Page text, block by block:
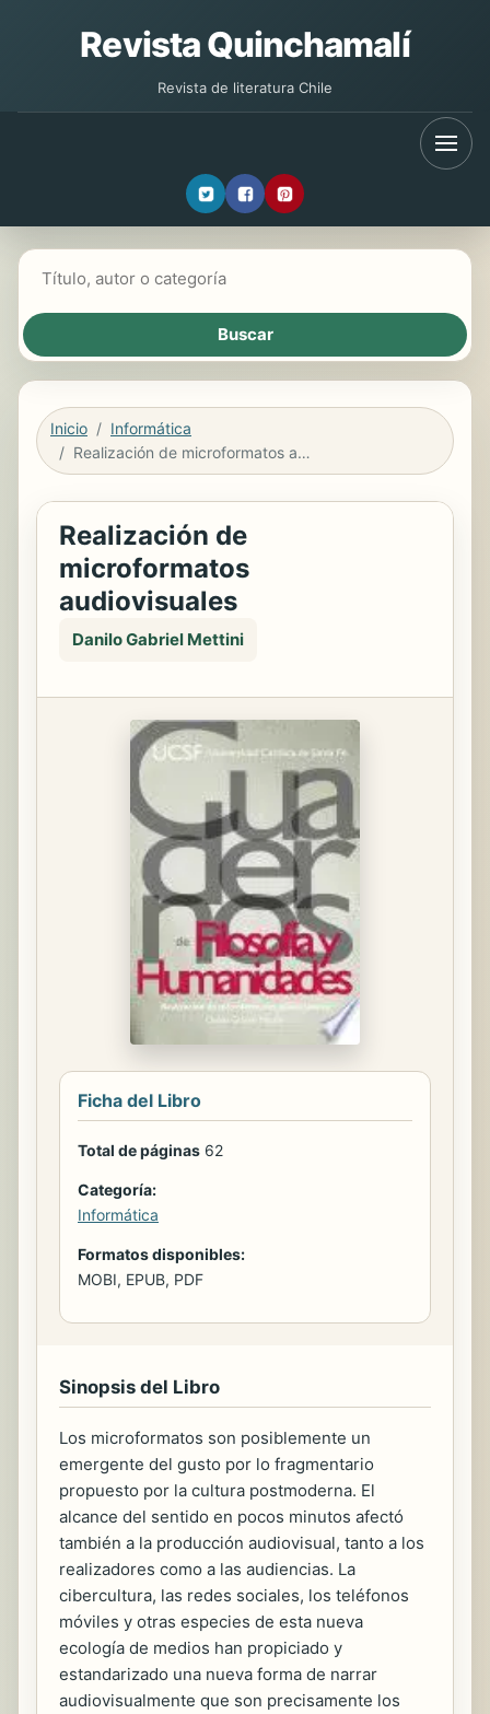
Revista Quinchamalí
Revista de literatura Chile
Inicio
Informática
Realización de microformatos audiovisuales
Realización de
microformatos
audiovisuales
Danilo Gabriel Mettini
Ficha del Libro
Total de páginas 62
Categoría:
Informática
Formatos disponibles:
MOBI, EPUB, PDF
Sinopsis del Libro
Los microformatos son posiblemente un
emergente del gusto por lo fragmentario
propuesto por la cultura postmoderna. El
alcance del sentido en pocos minutos afectó
también a la producción audiovisual, tanto a los
realizadores como a las audiencias. La
cibercultura, las redes sociales, los teléfonos
móviles y otras especies de esta nueva
ecología de medios han propiciado y
estandarizado una nueva forma de narrar
audiovisualmente que son precisamente los